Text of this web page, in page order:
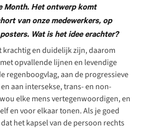
Month. Het ontwerp komt
van onze medewerkers, op
Wat is het idee erachter?
krachtig en duidelijk zijn, daarom
opvallende lijnen en levendige
regenboogvlag, aan de progressieve
aan intersekse, trans- en non-
elke mens vertegenwoordigen, en
en voor elkaar tonen. Als je goed
het kapsel van de persoon rechts